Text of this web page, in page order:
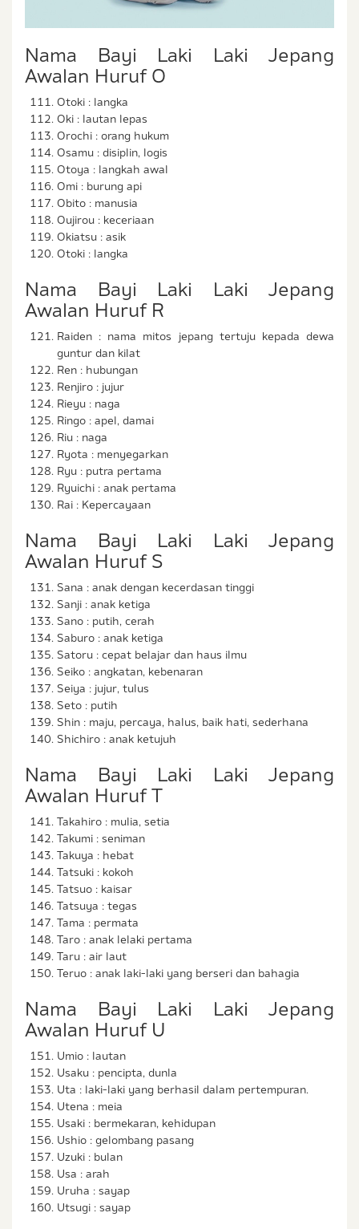
Nama Bayi Laki Laki Jepang
Awalan Huruf O
Otoki : langka
Oki : lautan lepas
Orochi : orang hukum
Osamu : disiplin, logis
Otoya : langkah awal
Omi : burung api
Obito : manusia
Oujirou : keceriaan
Okiatsu : asik
Otoki : langka
Nama Bayi Laki Laki Jepang
Awalan Huruf R
Raiden : nama mitos jepang tertuju kepada dewa
guntur dan kilat
Ren : hubungan
Renjiro : jujur
Rieyu : naga
Ringo : apel, damai
Riu : naga
Ryota : menyegarkan
Ryu : putra pertama
Ryuichi : anak pertama
Rai : Kepercayaan
Nama Bayi Laki Laki Jepang
Awalan Huruf S
Sana : anak dengan kecerdasan tinggi
Sanji : anak ketiga
Sano : putih, cerah
Saburo : anak ketiga
Satoru : cepat belajar dan haus ilmu
Seiko : angkatan, kebenaran
Seiya : jujur, tulus
Seto : putih
Shin : maju, percaya, halus, baik hati, sederhana
Shichiro : anak ketujuh
Nama Bayi Laki Laki Jepang
Awalan Huruf T
Takahiro : mulia, setia
Takumi : seniman
Takuya : hebat
Tatsuki : kokoh
Tatsuo : kaisar
Tatsuya : tegas
Tama : permata
Taro : anak lelaki pertama
Taru : air laut
Teruo : anak laki-laki yang berseri dan bahagia
Nama Bayi Laki Laki Jepang
Awalan Huruf U
Umio : lautan
Usaku : pencipta, dunla
Uta : laki-laki yang berhasil dalam pertempuran.
Utena : meia
Usaki : bermekaran, kehidupan
Ushio : gelombang pasang
Uzuki : bulan
Usa : arah
Uruha : sayap
Utsugi : sayap